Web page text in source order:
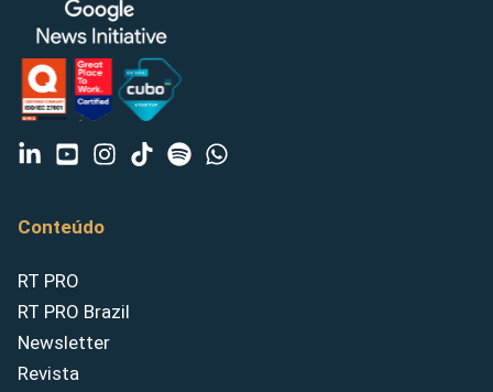
Conteúdo
RT PRO
RT PRO Brazil
Newsletter
Revista